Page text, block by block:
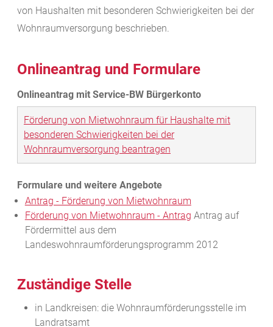
von Haushalten mit besonderen Schwierigkeiten bei der
Wohnraumversorgung beschrieben.
Onlineantrag und Formulare
Förderung von Mietwohnraum für Haushalte mit
besonderen Schwierigkeiten bei der
Wohnraumversorgung beantragen
Antrag - Förderung von Mietwohnraum
Förderung von Mietwohnraum - Antrag Antrag auf
Fördermittel aus dem
Landeswohnraumförderungsprogramm 2012
Zuständige Stelle
in Landkreisen: die Wohnraumförderungsstelle im
Landratsamt